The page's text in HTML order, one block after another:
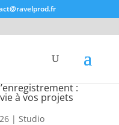
:
à vos projets
| Studio